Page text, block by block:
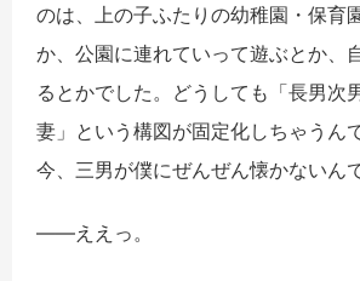
のは、上の子ふたりの幼稚園・保育
か、公園に連れていって遊ぶとか、
るとかでした。どうしても「長男次
妻」という構図が固定化しちゃうん
今、三男が僕にぜんぜん懐かないん
――ええっ。